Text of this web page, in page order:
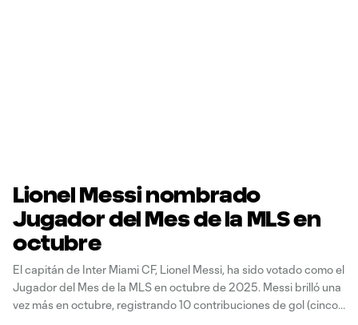
Lionel Messi nombrado
Jugador del Mes de la MLS en
octubre
El capitán de Inter Miami CF, Lionel Messi, ha sido votado como el
Jugador del Mes de la MLS en octubre de 2025. Messi brilló una
vez más en octubre, registrando 10 contribuciones de gol (cinco